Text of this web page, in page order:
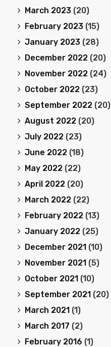
March 2023 (20)
February 2023 (15)
January 2023 (28)
December 2022 (20)
November 2022 (24)
October 2022 (23)
September 2022 (20)
August 2022 (20)
July 2022 (23)
June 2022 (18)
May 2022 (22)
April 2022 (20)
March 2022 (22)
February 2022 (13)
January 2022 (25)
December 2021 (10)
November 2021 (5)
October 2021 (10)
September 2021 (20)
March 2021 (1)
March 2017 (2)
February 2016 (1)